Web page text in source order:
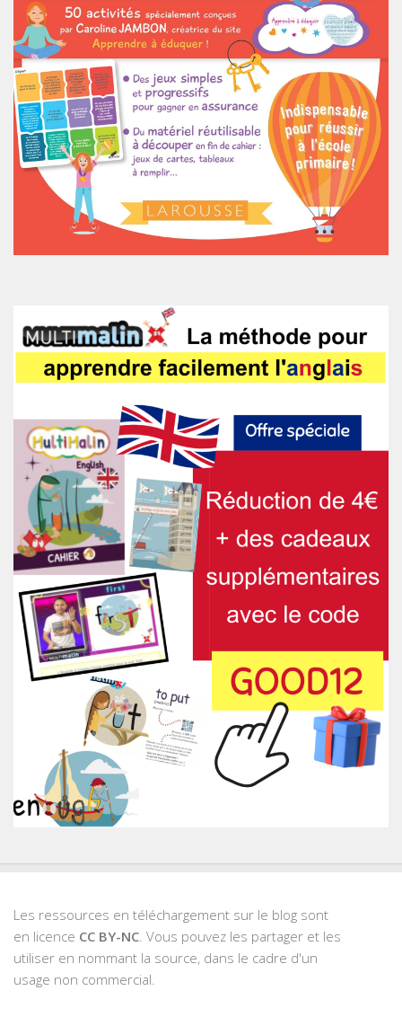
Les ressources en téléchargement sur le blog sont
en licence CC BY-NC . Vous pouvez les partager et les
utiliser en nommant la source, dans le cadre d'un
usage non commercial.